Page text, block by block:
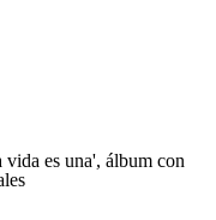
es una', álbum con